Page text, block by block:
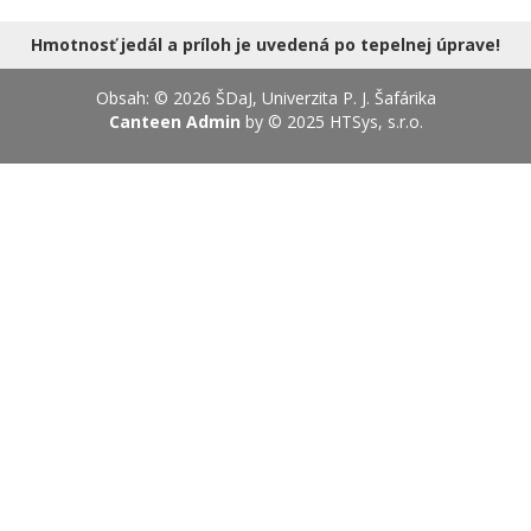
Hmotnosť jedál a príloh je uvedená po tepelnej úprave!
Obsah: © 2026 ŠDaJ, Univerzita P. J. Šafárika
Canteen Admin by © 2025 HTSys, s.r.o.